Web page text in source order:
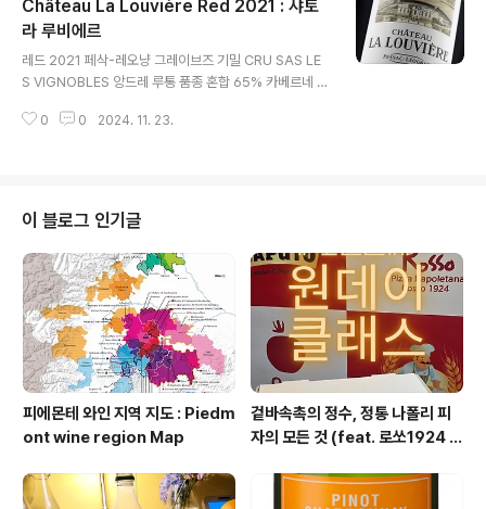
다. 포도원 기술 합리적인 유기 미네랄 시비(HVE 3) 수확
량(hls/ha) 25hls/ha 숙성/숙성: 바토나주와 함께 전
체 찌꺼기를 담은 오크통에서 10개월간 숙성합니다. 소유
자의 말 강렬한 시트러스 향과 흰 과일 향이 복합적으로 어
우러져 있습니다. 미각은 쌀의 신선한 어택과 입 중앙에 지
방과 볼륨을 가지고 있습니다. 미각에 약간의 나무향이 납
Château La Louvière Red 2021 : 샤토
라 루비에르
레드 2021 페삭-레오냥 그레이브즈 기밀 CRU SAS LE
S VIGNOBLES 앙드레 루통 품종 혼합 65% 카베르네 소
0,000병 포도원의 크기 46헥타르 포도나무의 평균 연령
(40-50% 새 오크통)에서 12개월간 숙성 합니다. 1
5% 테라코타 암포라에서 숙성되었습니다. 소유자의 말
딥 퍼플 컬러. 탐욕스러운 바닐라 향이 나는 과일 향. 어택
의 달콤함과 꽉 찬 중간 맛이 어우러진 신선한 맛. 마무리
에 약간의 반응성이 있지만 코팅되고 부드러운 타닌..
0 0 2024. 11. 23.
이 블로그 인기글
피에몬테 와인 지역 지도 : Piedm
ont wine region Map
겉바속촉의 정수, 정통 나폴리 피
자의 모든 것 (feat. 로쏘1924 원